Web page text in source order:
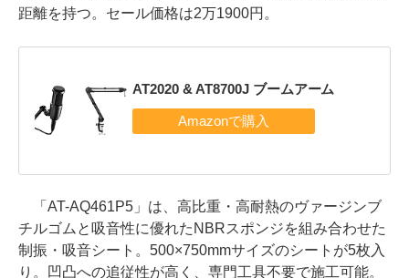
距離を持つ。セール価格は2万1900円。
AT2020 & AT8700J ブームアーム
「AT-AQ461P5」は、高比重・高耐熱のヴァージンブ
チルゴムと吸音性に優れたNBRスポンジを組み合わせた
制振・吸音シート。500×750mmサイズのシートが5枚入
り。凹凸への追従性が高く、専門工具不要で施工可能。